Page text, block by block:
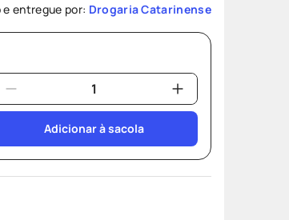
e entregue por: Drogaria Catarinense
Adicionar à sacola